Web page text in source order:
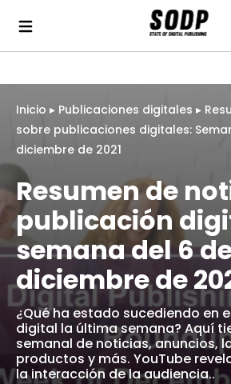
Inicio ▸ Publicaciones digitales ▸
sobre publicaciones digitales:
diciembre de 2021
Resumen de
publicación
semana del 6
diciembre de
¿Qué ha estado sucediendo en
digital la última semana? Aquí
semanal de noticias, anuncios,
productos y más. YouTube
la interacción de la audiencia..